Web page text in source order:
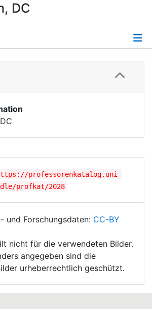
DC
Informations
professorenkatalog.uni-
profkat/2028
und Forschungsdaten: CC-BY
nicht für die verwendeten Bilder.
angegeben sind die
urheberrechtlich geschützt.